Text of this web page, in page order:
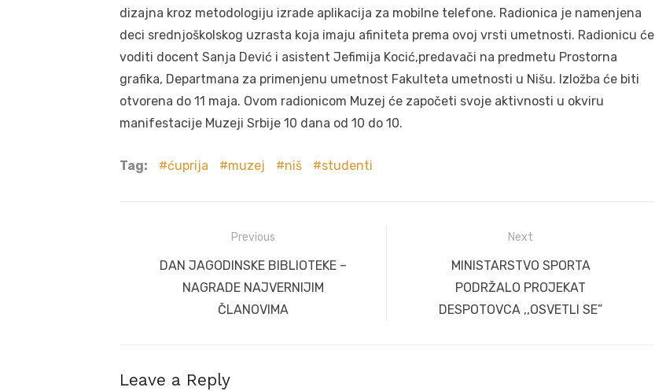
dizajna kroz metodologiju izrade aplikacija za mobilne telefone. Radionica je namenjena
deci srednjoškolskog uzrasta koja imaju afiniteta prema ovoj vrsti umetnosti. Radionicu će
voditi docent Sanja Dević i asistent Jefimija Kocić,predavači na predmetu Prostorna
grafika, Departmana za primenjenu umetnost Fakulteta umetnosti u Nišu. Izložba će biti
otvorena do 11 maja. Ovom radionicom Muzej će započeti svoje aktivnosti u okviru
manifestacije Muzeji Srbije 10 dana od 10 do 10.
Tag: ćuprija muzej niš studenti
navigation
Previous
Previous
DAN JAGODINSKE BIBLIOTEKE –
NAGRADE NAJVERNIJIM
ČLANOVIMA
Next
MINISTARSTVO SPORTA
PODRŽALO PROJEKAT
DESPOTOVCA ,,OSVETLI SE”
Leave a Reply